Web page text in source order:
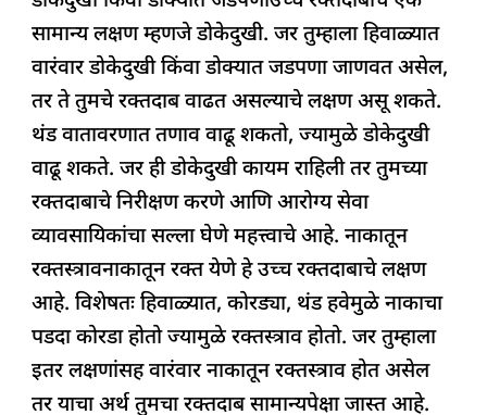
सामान्य लक्षण म्हणजे डोकेदुखी. जर तुम्हाला हिवाळ्यात
वारंवार डोकेदुखी किंवा डोक्यात जडपणा जाणवत असेल,
तर ते तुमचे रक्तदाब वाढत असल्याचे लक्षण असू शकते.
थंड वातावरणात तणाव वाढू शकतो, ज्यामुळे डोकेदुखी
वाढू शकते. जर ही डोकेदुखी कायम राहिली तर तुमच्या
रक्तदाबाचे निरीक्षण करणे आणि आरोग्य सेवा
व्यावसायिकांचा सल्ला घेणे महत्त्वाचे आहे. नाकातून
रक्तस्त्रावनाकातून रक्त येणे हे उच्च रक्तदाबाचे लक्षण
आहे. विशेषतः हिवाळ्यात, कोरड्या, थंड हवेमुळे नाकाचा
पडदा कोरडा होतो ज्यामुळे रक्तस्त्राव होतो. जर तुम्हाला
इतर लक्षणांसह वारंवार नाकातून रक्तस्त्राव होत असेल
तर याचा अर्थ तुमचा रक्तदाब सामान्यपेक्षा जास्त आहे.